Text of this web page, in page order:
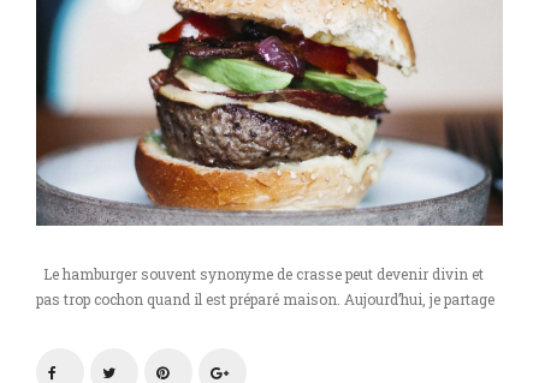
Le hamburger souvent synonyme de crasse peut devenir divin et
pas trop cochon quand il est préparé maison. Aujourd’hui, je partage